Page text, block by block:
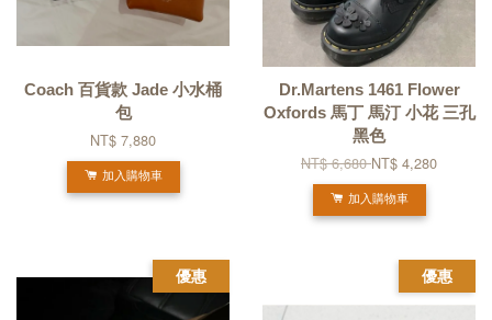
Coach 百貨款 Jade 小水桶
包
NT$ 7,880
加入購物車
Dr.Martens 1461 Flower
Oxfords 馬丁 馬汀 小花 三孔
黑色
NT$ 6,680NT$ 4,280
加入購物車
優惠 優惠